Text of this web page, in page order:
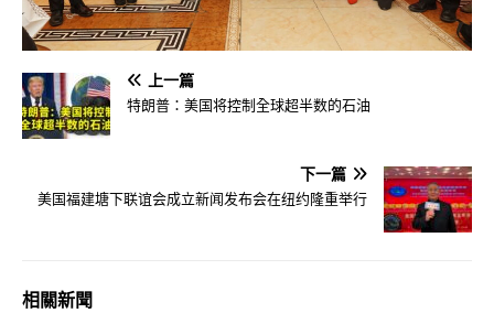
上一篇
特朗普：美国将控制全球超半数的石油
下一篇
美国福建塘下联谊会成立新闻发布会在纽约隆重举行
相關新聞